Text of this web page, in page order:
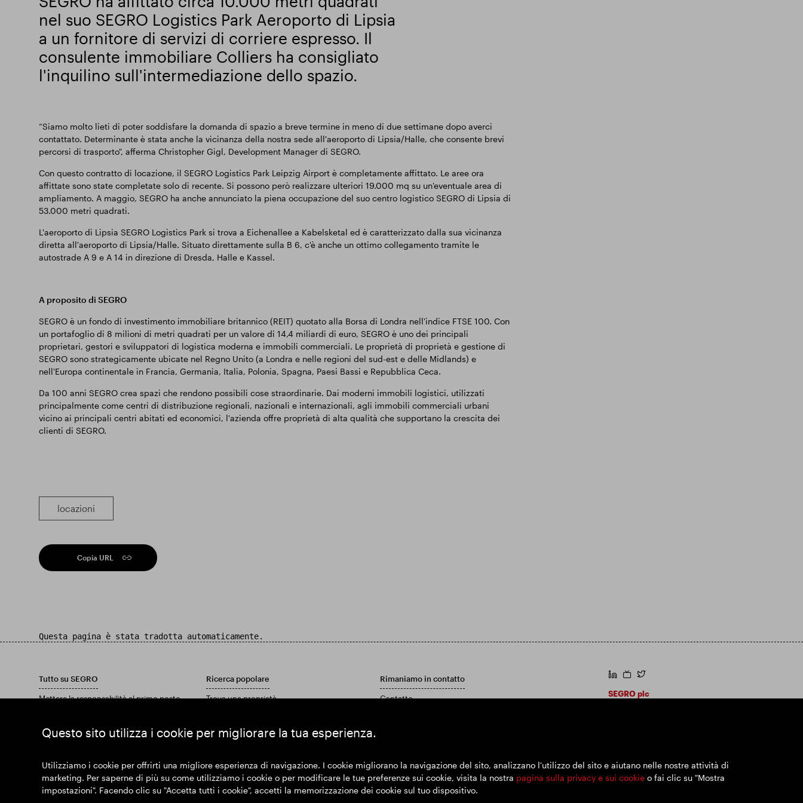
Questo sito utilizza i cookie per migliorare la tua esperienza.
Utilizziamo i cookie per offrirti una migliore esperienza di navigazione. I cookie migliorano la navigazione del sito, analizzano l'utilizzo del sito e aiutano nelle nostre attività di
marketing. Per saperne di più su come utilizziamo i cookie o per modificare le tue preferenze sui cookie, visita la nostra pagina sulla privacy e sui cookieo fai clic su "Mostra
impostazioni". Facendo clic su "Accetta tutti i cookie", accetti la memorizzazione dei cookie sul tuo dispositivo.
nel suo SEGRO Logistics Park Aeroporto di Lipsia
a un fornitore di servizi di corriere espresso. Il
consulente immobiliare Colliers ha consigliato
l'inquilino sull'intermediazione dello spazio.
“Siamo molto lieti di poter soddisfare la domanda di spazio a breve termine in meno di due settimane dopo averci
contattato. Determinante è stata anche la vicinanza della nostra sede all'aeroporto di Lipsia/Halle, che consente brevi
percorsi di trasporto", afferma Christopher Gigl, Development Manager di SEGRO.
Con questo contratto di locazione, il SEGRO Logistics Park Leipzig Airport è completamente affittato. Le aree ora
affittate sono state completate solo di recente. Si possono però realizzare ulteriori 19.000 mq su un'eventuale area di
ampliamento. A maggio, SEGRO ha anche annunciato la piena occupazione del suo centro logistico SEGRO di Lipsia di
53.000 metri quadrati.
L'aeroporto di Lipsia SEGRO Logistics Park si trova a Eichenallee a Kabelsketal ed è caratterizzato dalla sua vicinanza
diretta all'aeroporto di Lipsia/Halle. Situato direttamente sulla B 6, c'è anche un ottimo collegamento tramite le
autostrade A 9 e A 14 in direzione di Dresda, Halle e Kassel.
A proposito di SEGRO
SEGRO è un fondo di investimento immobiliare britannico (REIT) quotato alla Borsa di Londra nell'indice FTSE 100. Con
un portafoglio di 8 milioni di metri quadrati per un valore di 14,4 miliardi di euro, SEGRO è uno dei principali
proprietari, gestori e sviluppatori di logistica moderna e immobili commerciali. Le proprietà di proprietà e gestione di
SEGRO sono strategicamente ubicate nel Regno Unito (a Londra e nelle regioni del sud-est e delle Midlands) e
nell'Europa continentale in Francia, Germania, Italia, Polonia, Spagna, Paesi Bassi e Repubblica Ceca.
Da 100 anni SEGRO crea spazi che rendono possibili cose straordinarie. Dai moderni immobili logistici, utilizzati
principalmente come centri di distribuzione regionali, nazionali e internazionali, agli immobili commerciali urbani
vicino ai principali centri abitati ed economici, l'azienda offre proprietà di alta qualità che supportano la crescita dei
clienti di SEGRO.
locazioni
Copia URL
Questa pagina è stata tradotta automaticamente.
Tutto su SEGRO
Mettere la responsabilità al primo posto
Approfondimenti
Ricerca popolare
Trova una proprietà
Scarica il nostro rapporto annuale e conti
Rimaniamo in contatto
Contatto
https://www.linkedin.com/
https://www.youtube.com/
https://twitter.com/segroplc
SEGRO plc